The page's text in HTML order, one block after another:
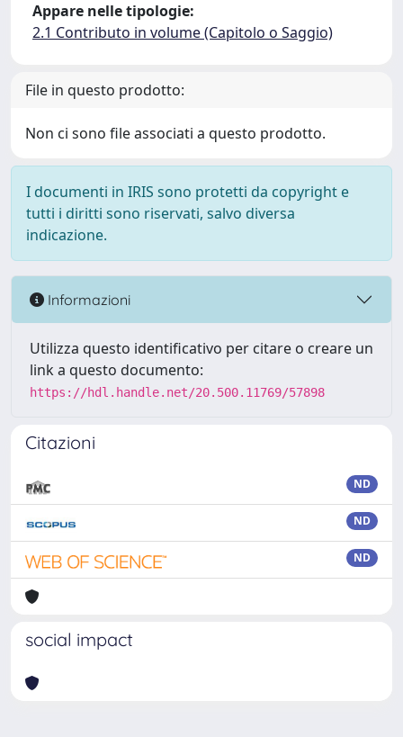
Appare nelle tipologie:
2.1 Contributo in volume (Capitolo o Saggio)
File in questo prodotto:
Non ci sono file associati a questo prodotto.
I documenti in IRIS sono protetti da copyright e
tutti i diritti sono riservati, salvo diversa
indicazione.
Informazioni
Utilizza questo identificativo per citare o creare un
link a questo documento:
https://hdl.handle.net/20.500.11769/57898
Citazioni
ND
ND
ND
social impact